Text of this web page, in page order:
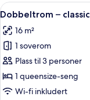
person
classic
Åpne
alle
bildene
av
Dobbeltrom
–
classic
4
Dobbeltrom – classic
16 m²
1 soverom
Plass til 3 personer
1 queensize-seng
Wi-fi inkludert